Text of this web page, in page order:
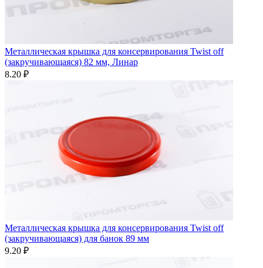
Металлическая крышка для консервирования Twist off
(закручивающаяся) 82 мм, Линар
8.20 ₽
Металлическая крышка для консервирования Twist off
(закручивающаяся) для банок 89 мм
9.20 ₽